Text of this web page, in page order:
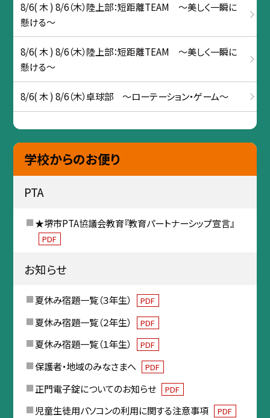
8/6( 木 ) 8/6（木）陸上部：短距離TEAM ～美しく一瞬に
懸ける～
8/6( 木 ) 8/6（木）陸上部：短距離TEAM ～美しく一瞬に
懸ける～
8/6( 木 ) 8/6（木）卓球部 ～ローテーション・ゲーム～
学校からのお便り
PTA
★堺市PTA協議会教育『教育パートナーシップ宣言』
PDF
お知らせ
夏休み宿題一覧（３年生） PDF
夏休み宿題一覧（２年生） PDF
夏休み宿題一覧（１年生） PDF
保護者・地域のみなさまへ PDF
正門電子錠についてのお知らせ PDF
児童生徒用パソコンの利用に関する注意事項 PDF